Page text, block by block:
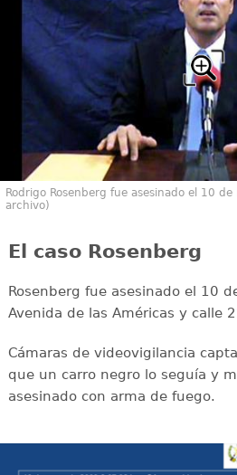
Rodrigo Rosenberg fue asesinado el 10
archivo)
El caso Rosenberg
Rosenberg fue asesinado el 10
Avenida de las Américas y calle
Cámaras de videovigilancia
que un carro negro lo seguía y
asesinado con arma de fuego.